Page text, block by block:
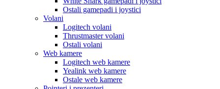
Ostali gamepadi i joystici
Volani
Logitech volani
Thrustmaster volani
Ostali volani
Web kamere
Logitech web kamere
Yealink web kamere
Ostale web kamere